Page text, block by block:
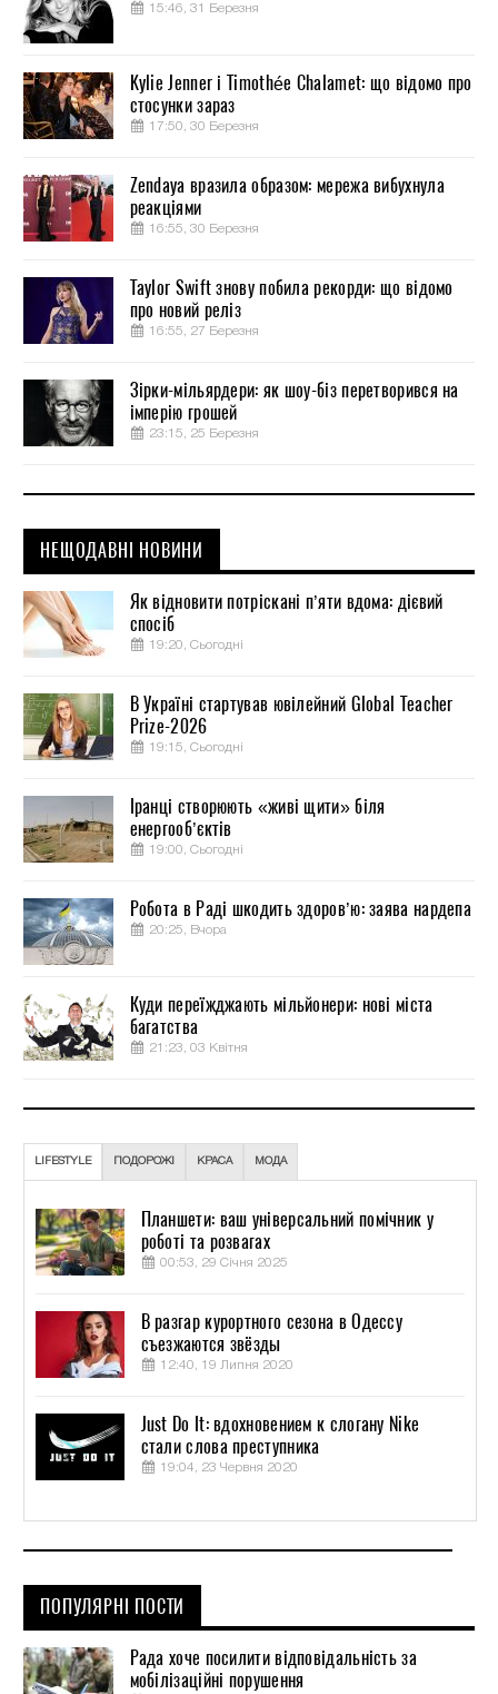
15:46, 31 Березня
Kylie Jenner і Timothée Chalamet: що відомо про
стосунки зараз
17:50, 30 Березня
Zendaya вразила образом: мережа вибухнула
реакціями
16:55, 30 Березня
Taylor Swift знову побила рекорди: що відомо
про новий реліз
16:55, 27 Березня
Зірки-мільярдери: як шоу-біз перетворився на
імперію грошей
23:15, 25 Березня
НЕЩОДАВНІ НОВИНИ
Як відновити потріскані п’яти вдома: дієвий
спосіб
19:20, Сьогодні
В Україні стартував ювілейний Global Teacher
Prize-2026
19:15, Сьогодні
Іранці створюють «живі щити» біля
енергооб’єктів
19:00, Сьогодні
Робота в Раді шкодить здоров’ю: заява нардепа
20:25, Вчора
Куди переїжджають мільйонери: нові міста
багатства
21:23, 03 Квітня
LIFESTYLE ПОДОРОЖІ КРАСА МОДА
Планшети: ваш універсальний помічник у
роботі та розвагах
00:53, 29 Січня 2025
В разгар курортного сезона в Одессу
съезжаются звёзды
12:40, 19 Липня 2020
Just Do It: вдохновением к слогану Nike
стали слова преступника
19:04, 23 Червня 2020
ПОПУЛЯРНІ ПОСТИ
Рада хоче посилити відповідальність за
мобілізаційні порушення